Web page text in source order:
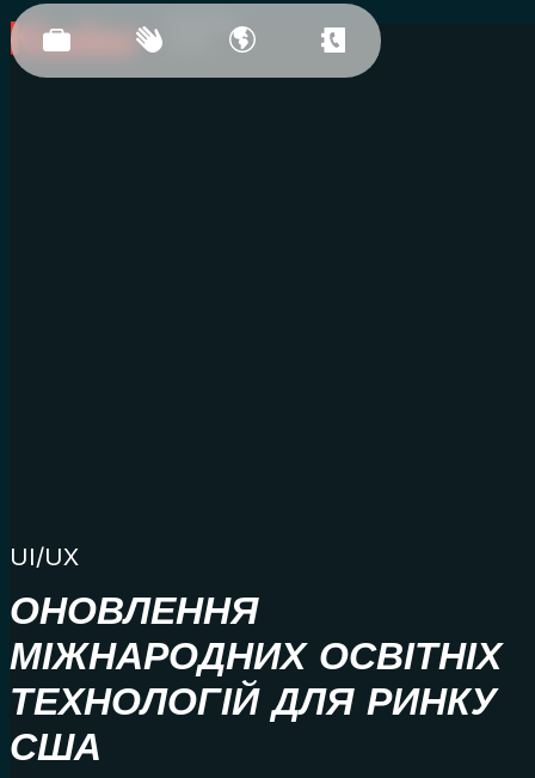
UI/UX
ОНОВЛЕННЯ
МІЖНАРОДНИХ ОСВІТНІХ
ТЕХНОЛОГІЙ ДЛЯ РИНКУ
США